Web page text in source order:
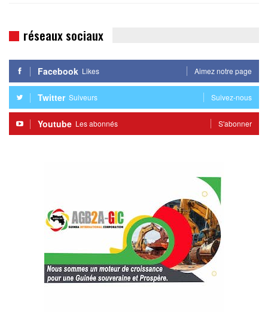
réseaux sociaux
Facebook Likes Aimez notre page
Twitter Suiveurs Suivez-nous
Youtube Les abonnés S'abonner